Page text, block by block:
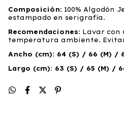
Composición: 100% Algodón
estampado en serigrafía.
Recomendaciones: Lavar con
temperatura ambiente.
Ancho (cm): 64 (S) / 66 (M) /
Largo (cm): 63 (S) / 65 (M) /